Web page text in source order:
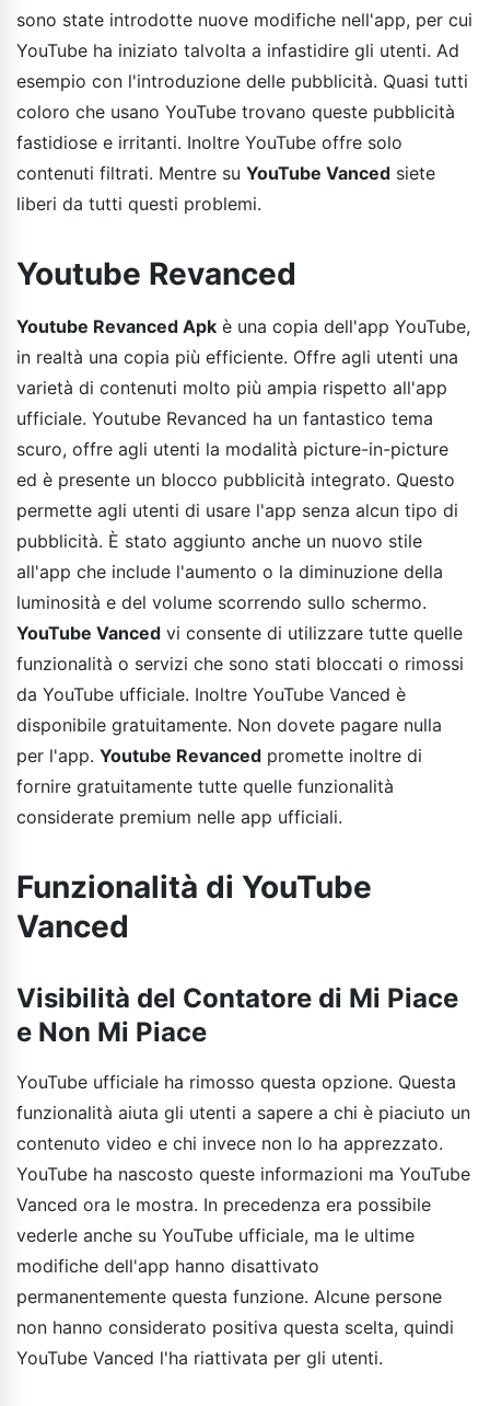
sono state introdotte nuove modifiche nell'app, per cui
YouTube ha iniziato talvolta a infastidire gli utenti. Ad
esempio con l'introduzione delle pubblicità. Quasi tutti
coloro che usano YouTube trovano queste pubblicità
fastidiose e irritanti. Inoltre YouTube offre solo
contenuti filtrati. Mentre su YouTube Vanced siete
liberi da tutti questi problemi.
Youtube Revanced
Youtube Revanced Apk è una copia dell'app YouTube,
in realtà una copia più efficiente. Offre agli utenti una
varietà di contenuti molto più ampia rispetto all'app
ufficiale. Youtube Revanced ha un fantastico tema
scuro, offre agli utenti la modalità picture-in-picture
ed è presente un blocco pubblicità integrato. Questo
permette agli utenti di usare l'app senza alcun tipo di
pubblicità. È stato aggiunto anche un nuovo stile
all'app che include l'aumento o la diminuzione della
luminosità e del volume scorrendo sullo schermo.
YouTube Vanced vi consente di utilizzare tutte quelle
funzionalità o servizi che sono stati bloccati o rimossi
da YouTube ufficiale. Inoltre YouTube Vanced è
disponibile gratuitamente. Non dovete pagare nulla
per l'app. Youtube Revanced promette inoltre di
fornire gratuitamente tutte quelle funzionalità
considerate premium nelle app ufficiali.
Funzionalità di YouTube
Vanced
Visibilità del Contatore di Mi Piace
e Non Mi Piace
YouTube ufficiale ha rimosso questa opzione. Questa
funzionalità aiuta gli utenti a sapere a chi è piaciuto un
contenuto video e chi invece non lo ha apprezzato.
YouTube ha nascosto queste informazioni ma YouTube
Vanced ora le mostra. In precedenza era possibile
vederle anche su YouTube ufficiale, ma le ultime
modifiche dell'app hanno disattivato
permanentemente questa funzione. Alcune persone
non hanno considerato positiva questa scelta, quindi
YouTube Vanced l'ha riattivata per gli utenti.